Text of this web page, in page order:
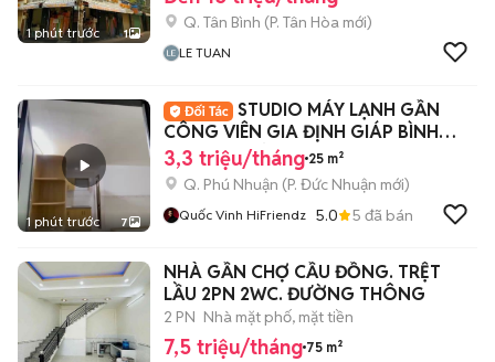
1 phút trước 1
Q. Tân Bình (P. Tân Hòa mới)
LE TUAN
1 phút trước 7
STUDIO MÁY LẠNH GẦN
CÔNG VIÊN GIA ĐỊNH GIÁP BÌNH
THẠNH - MỚI
3,3 triệu/tháng 25 m²
Q. Phú Nhuận (P. Đức Nhuận mới)
Quốc Vinh HiFriendz 5.0 5 đã bán
NHÀ GẦN CHỢ CẦU ĐỒNG. TRỆT
LẦU 2PN 2WC. ĐƯỜNG THÔNG
2 PN Nhà mặt phố, mặt tiền
7,5 triệu/tháng 75 m²